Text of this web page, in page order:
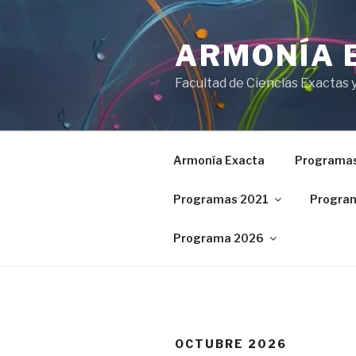
ARMONÍA
Facultad de Ciencias Exactas
Armonía Exacta
Programas 2021
Programa 2026
OCTUBRE 2026